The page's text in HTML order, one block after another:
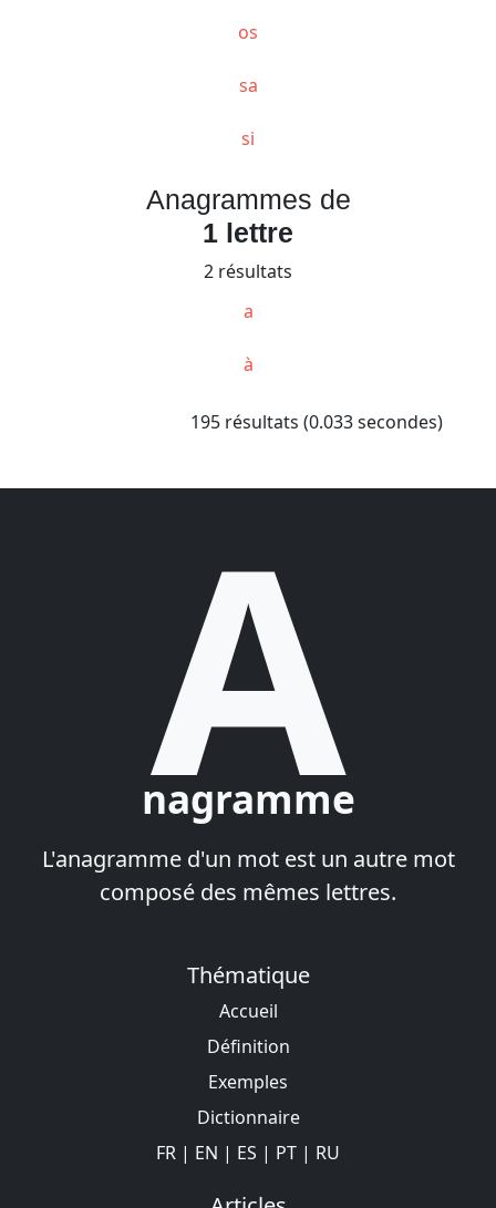
os
sa
si
Anagrammes de
1 lettre
2 résultats
a
à
195 résultats (0.033 secondes)
A
nagramme
L'anagramme d'un mot est un autre mot
composé des mêmes lettres.
Thématique
Accueil
Définition
Exemples
Dictionnaire
FR | EN | ES | PT | RU